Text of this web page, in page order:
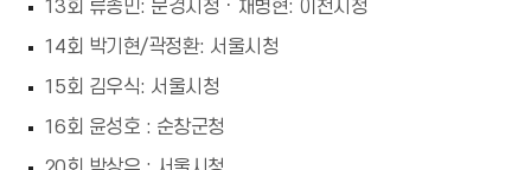
13회 류종민: 문경시청ㆍ채병현: 이천시청
14회 박기현/곽정환: 서울시청
15회 김우식: 서울시청
16회 윤성호 : 순창군청